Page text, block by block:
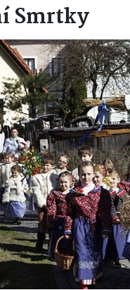
Smrtky